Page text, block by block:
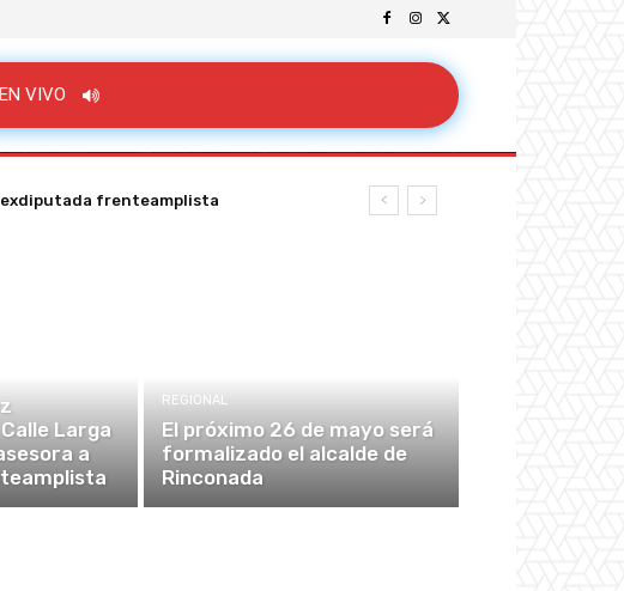
VIVO
exdiputada frenteamplista
Larga
a
REGIONAL
El próximo 26 de mayo será
formalizado el alcalde de
Rinconada